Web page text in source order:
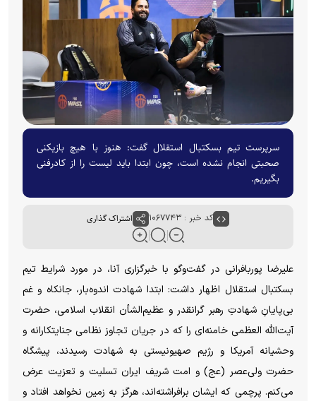
سرپرست تیم بسکتبال استقلال گفت: هنوز با هیچ بازیکنی
صحبتی انجام نشده است، چون ابتدا باید لیست را از کادرفنی
بگیریم.
کد خبر : ۱۰۶۷۷۴۳ اشتراک گذاری
علیرضا پوربافرانی در گفت‌وگو با خبرگزاری آنا، در مورد شرایط تیم
بسکتبال استقلال اظهار داشت: ابتدا شهادت اندوه‌بار، جانکاه و غم
بی‌پایانِ شهادتِ رهبر گرانقدر و عظیم‌الشأن انقلاب اسلامی، حضرت
آیت‌الله العظمی خامنه‌ای را که در جریان تجاوز نظامی جنایتکارانه و
وحشیانه آمریکا و رژیم صهیونیستی به شهادت رسیدند، پیشگاه
حضرت ولی‌عصر (عج) و امت شریف ایران تسلیت و تعزیت عرض
می‌کنم. پرچمی که ایشان برافراشته‌اند، هرگز به زمین نخواهد افتاد و